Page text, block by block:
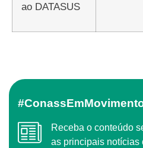
ao DATASUS
Receba o conteúdo semanal do Conass com
as principais notícias